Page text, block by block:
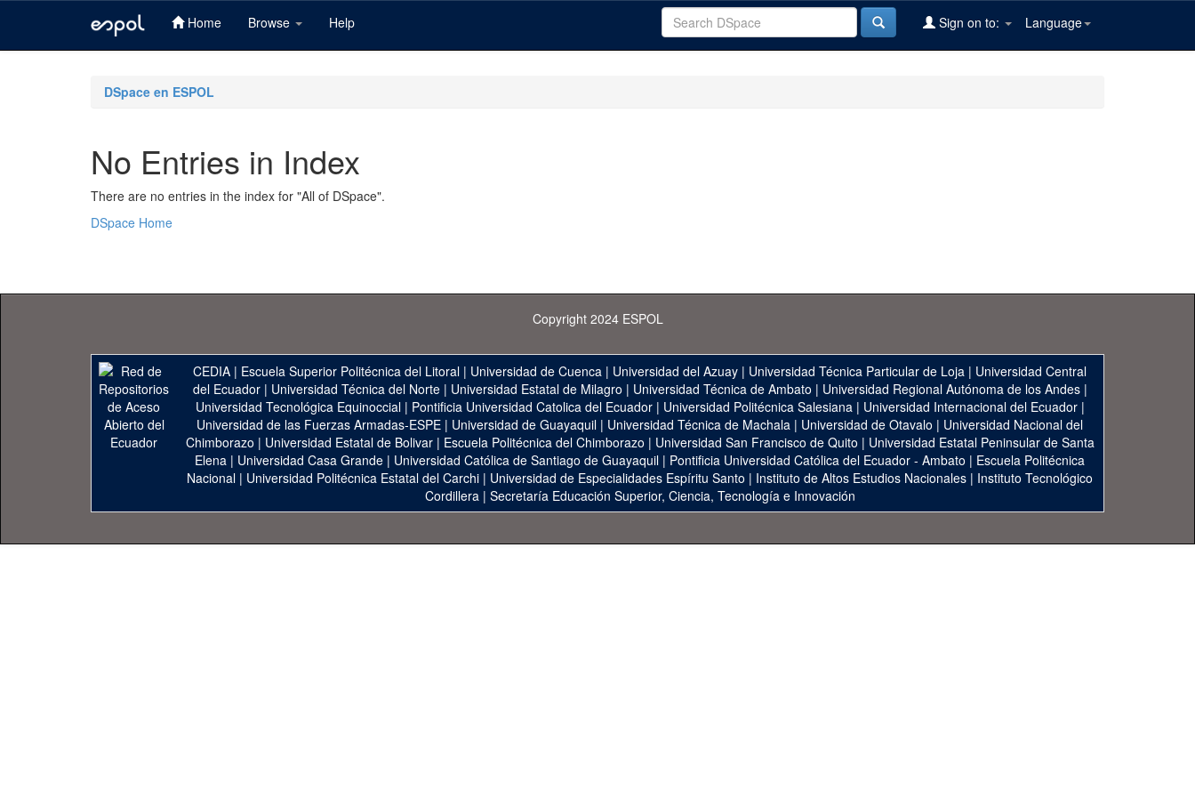
Home Browse Help Language
Sign on to:
DSpace en ESPOL
No Entries in Index
There are no entries in the index for "All of DSpace".
DSpace Home
Copyright 2024 ESPOL
CEDIA | Escuela Superior Politécnica del Litoral | Universidad de Cuenca | Universidad del Azuay | Universidad Técnica Particular de Loja | Universidad Central
del Ecuador| Universidad Técnica del Norte| Universidad Estatal de Milagro | Universidad Técnica de Ambato | Universidad Regional Autónoma de los Andes|
Universidad Tecnológica Equinoccial| Pontificia Universidad Catolica del Ecuador| Universidad Politécnica Salesiana| Universidad Internacional del Ecuador|
Universidad de las Fuerzas Armadas-ESPE | Universidad de Guayaquil | Universidad Técnica de Machala | Universidad de Otavalo | Universidad Nacional del
Chimborazo | Universidad Estatal de Bolivar| Escuela Politécnica del Chimborazo | Universidad San Francisco de Quito | Universidad Estatal Peninsular de Santa
Elena | Universidad Casa Grande | Universidad Católica de Santiago de Guayaquil | Pontificia Universidad Católica del Ecuador - Ambato | Escuela Politécnica
Nacional | Universidad Politécnica Estatal del Carchi | Universidad de Especialidades Espíritu Santo | Instituto de Altos Estudios Nacionales | Instituto Tecnológico
Cordillera| Secretaría Educación Superior, Ciencia, Tecnología e Innovación